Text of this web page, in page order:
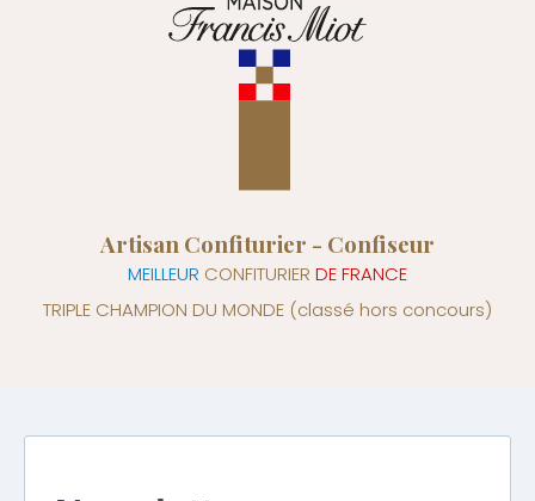
Artisan Confiturier - Confiseur
MEILLEUR CONFITURIER DE FRANCE
TRIPLE CHAMPION DU MONDE (classé hors concours)